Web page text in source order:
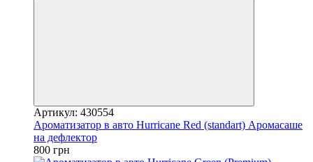
Артикул: 430554
Ароматизатор в авто Hurricane Red (standart) Аромасаше
на дефлектор
800 грн